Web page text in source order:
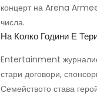
концерт на Arena
числа.
На Колко Години Е
Entertainment
стари договори,
Семейството става